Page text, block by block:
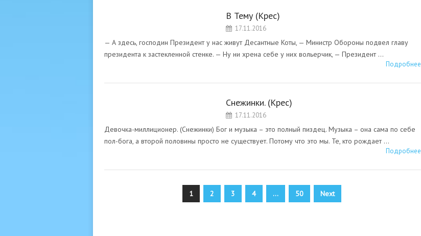
В Тему (Крес)
17.11.2016
— А здесь, господин Президент у нас живут Десантные Коты, — Министр Обороны подвел главу
президента к застекленной стенке. — Ну ни хрена себе у них вольерчик, — Президент …
Подробнее
Снежинки. (Крес)
17.11.2016
Девочка-миллиционер. (Снежинки) Бог и музыка – это полный пиздец. Музыка – она сама по себе
пол-бога, а второй половины просто не существует. Потому что это мы. Те, кто рождает …
Подробнее
1 2 3 4 … 50 Next